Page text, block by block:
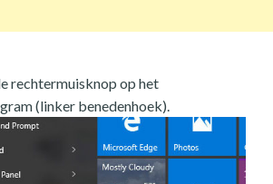
rechtermuisknop op het
(linker benedenhoek).